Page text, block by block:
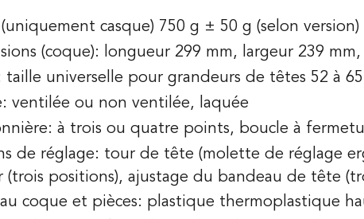
casque) 750 g ± 50 g (selon version)
(coque): longueur 299 mm, largeur 239
taille universelle pour grandeurs de têtes 52 à
ventilée ou non ventilée, laquée
à trois ou quatre points, boucle à
de réglage: tour de tête (molette de réglage
(trois positions), ajustage du bandeau de tête
coque et pièces: plastique thermoplastique